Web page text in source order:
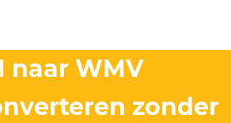
naar WMV
zonder